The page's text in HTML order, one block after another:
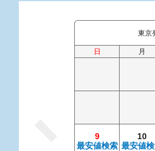
東京
日 月
9
最安値検索
10
最安値